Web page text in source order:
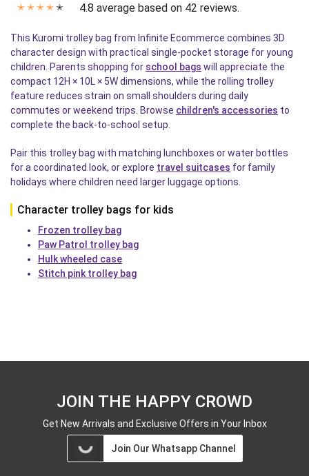
✭ ✭ ✭ ✭ ✭ 4.8 average based on 42 reviews.
This Kuromi trolley bag from Infinite Ecommerce combines 3D
character design with practical single-pocket storage for young
children. Parents shopping for school bags will appreciate the
compact 12H × 10L × 5W dimensions, while the rolling trolley
feature reduces strain on small shoulders during daily
commutes or weekend trips. Browse children's accessories to
complete the back-to-school setup.
Pair this trolley bag with matching lunchboxes or water bottles
for a coordinated look, or explore travel suitcases for family
holidays where children need larger luggage options.
Character trolley bags for kids
Frozen trolley bag
Paw Patrol trolley bag
Hulk wheeled case
Stitch pink trolley bag
JOIN THE HAPPY CROWD
Get New Arrivals and Exclusive Offers in Your Inbox
Join Our Whatsapp Channel